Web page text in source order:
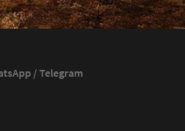
/ Telegram